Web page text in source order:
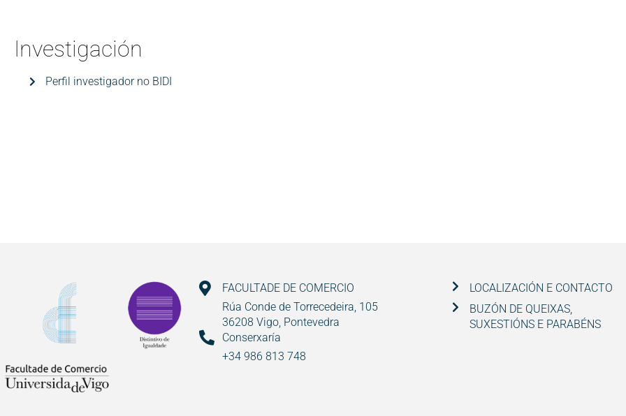
Investigación
Perfil investigador no BIDI
FACULTADE DE COMERCIO
Rúa Conde de Torrecedeira, 105
36208 Vigo, Pontevedra
Conserxaría
+34 986 813 748
LOCALIZACIÓN E CONTACTO
BUZÓN DE QUEIXAS,
SUXESTIÓNS E PARABÉNS